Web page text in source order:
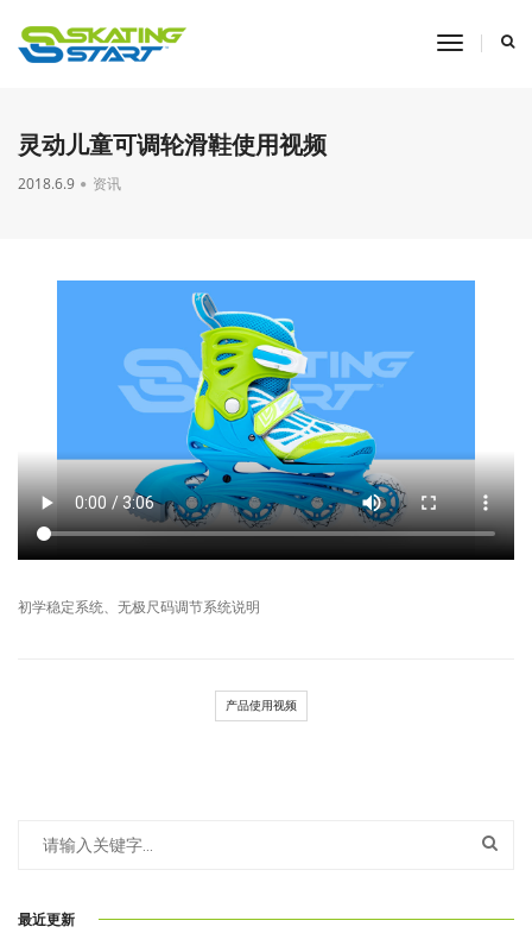
toggle
灵动儿童可调轮滑鞋使用视频
2018.6.9 资讯
初学稳定系统、无极尺码调节系统说明
产品使用视频
最近更新